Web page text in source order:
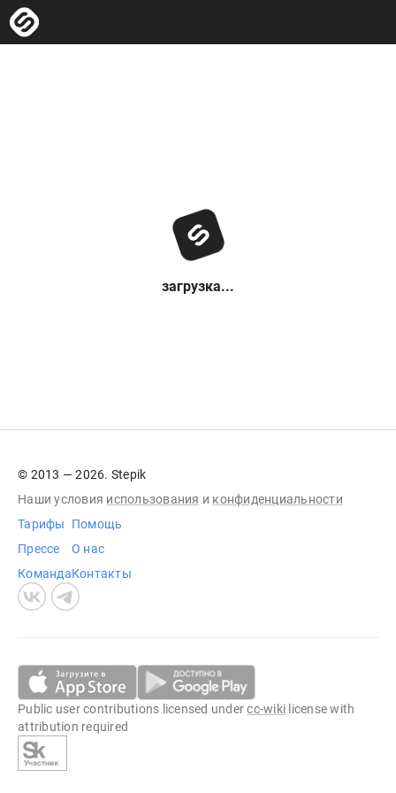
загрузка...
© 2013 — 2026. Stepik
Наши условия использования и конфиденциальности
Тарифы
Прессе
Команда
Помощь
О нас
Контакты
Public user contributions licensed undercc-wiki license with
attribution required